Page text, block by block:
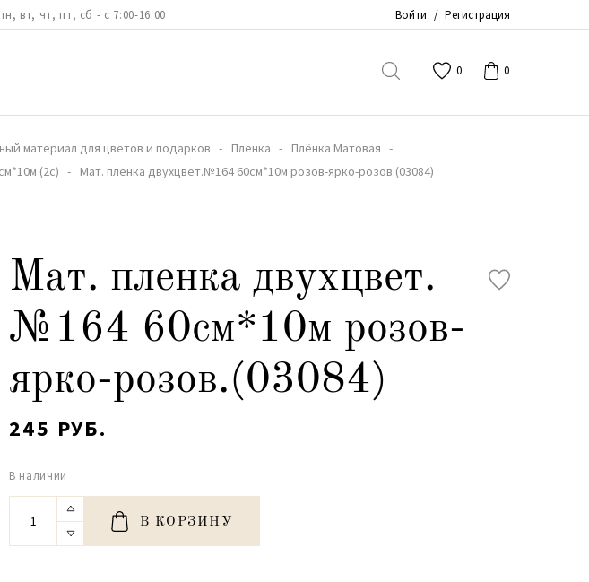
вт, чт, пт, сб - с 7:00-16:00 Войти / Регистрация
0 0
материал для цветов и подарков Пленка
Плёнка Матовая
(2c)
Мат. пленка двухцвет.№164 60см*10м розов-ярко-розов.(03084)
Мат. пленка двухцвет.
№164 60см*10м розов-
ярко-розов.(03084)
245 РУБ.
В наличии
В КОРЗИНУ